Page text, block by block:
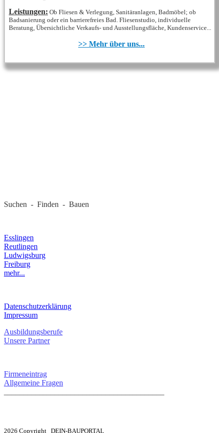
Leistungen: Ob Fliesen & Verlegung, Sanitäranlagen, Badmöbel; ob
Badsanierung oder ein barrierefreies Bad. Fliesenstudio, individuelle
Beratung, Übersichtliche Verkaufs- und Ausstellungsfläche, Kundenservice...
>> Mehr über uns...
Suchen - Finden - Bauen
Esslingen
Reutlingen
Ludwigsburg
Freiburg
mehr...
Datenschutzerklärung
Impressum
Ausbildungsberufe
Unsere Partner
Firmeneintrag
Allgemeine Fragen
2026 Copyright DEIN-BAUPORTAL